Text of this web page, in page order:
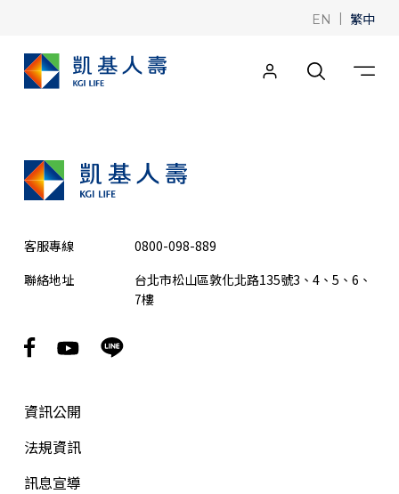
EN | 繁中
客服專線
0800-098-889
聯絡地址
台北市松山區敦化北路135號3、4、5、6、
7樓
資訊公開
法規資訊
訊息宣導